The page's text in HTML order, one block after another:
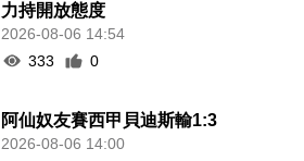
力持開放態度
2026-08-06 14:54
333
0
阿仙奴友賽西甲貝迪斯輸1:3
2026-08-06 14:00